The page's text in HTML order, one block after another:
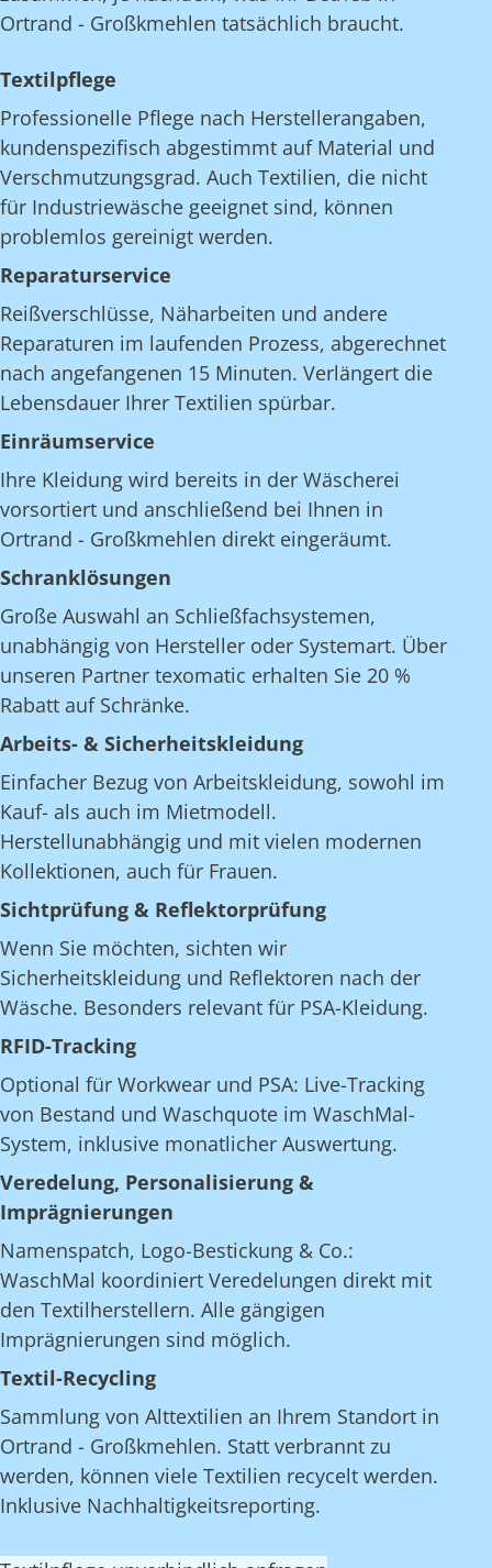
Ortrand - Großkmehlen tatsächlich braucht.
Textilpflege
Professionelle Pflege nach Herstellerangaben,
kundenspezifisch abgestimmt auf Material und
Verschmutzungsgrad. Auch Textilien, die nicht
für Industriewäsche geeignet sind, können
problemlos gereinigt werden.
Reparaturservice
Reißverschlüsse, Näharbeiten und andere
Reparaturen im laufenden Prozess, abgerechnet
nach angefangenen 15 Minuten. Verlängert die
Lebensdauer Ihrer Textilien spürbar.
Einräumservice
Ihre Kleidung wird bereits in der Wäscherei
vorsortiert und anschließend bei Ihnen in
Ortrand - Großkmehlen direkt eingeräumt.
Schranklösungen
Große Auswahl an Schließfachsystemen,
unabhängig von Hersteller oder Systemart. Über
unseren Partner texomatic erhalten Sie 20 %
Rabatt auf Schränke.
Arbeits- & Sicherheitskleidung
Einfacher Bezug von Arbeitskleidung, sowohl im
Kauf- als auch im Mietmodell.
Herstellunabhängig und mit vielen modernen
Kollektionen, auch für Frauen.
Sichtprüfung & Reflektorprüfung
Wenn Sie möchten, sichten wir
Sicherheitskleidung und Reflektoren nach der
Wäsche. Besonders relevant für PSA-Kleidung.
RFID-Tracking
Optional für Workwear und PSA: Live-Tracking
von Bestand und Waschquote im WaschMal-
System, inklusive monatlicher Auswertung.
Veredelung, Personalisierung &
Imprägnierungen
Namenspatch, Logo-Bestickung & Co.:
WaschMal koordiniert Veredelungen direkt mit
den Textilherstellern. Alle gängigen
Imprägnierungen sind möglich.
Textil-Recycling
Sammlung von Alttextilien an Ihrem Standort in
Ortrand - Großkmehlen. Statt verbrannt zu
werden, können viele Textilien recycelt werden.
Inklusive Nachhaltigkeitsreporting.